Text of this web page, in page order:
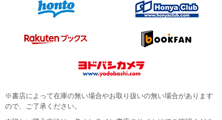
※書店によって在庫の無い場合やお取り扱いの無い場合があります
ので、ご了承ください。